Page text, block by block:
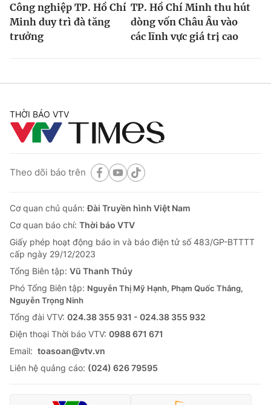
Công nghiệp TP. Hồ Chí
Minh duy trì đà tăng
trưởng
TP. Hồ Chí Minh thu hút
dòng vốn Châu Âu vào
các lĩnh vực giá trị cao
THỜI BÁO VTV
Theo dõi báo trên
Cơ quan chủ quản:Đài Truyền hình Việt Nam
Cơ quan báo chí: Thời báo VTV
Giấy phép hoạt động báo in và báo điện tử số 483/GP-BTTTT
cấp ngày 29/12/2023
Tổng Biên tập: Vũ Thanh Thủy
Phó Tổng Biên tập: Nguyễn Thị Mỹ Hạnh, Phạm Quốc Thắng,
Nguyễn Trọng Ninh
Tổng đài VTV: 024.38 355 931 - 024.38 355 932
Ðiện thoại Thời báo VTV: 0988 671 671
Email: toasoan@vtv.vn
Liên hệ quảng cáo: (024) 626 79595